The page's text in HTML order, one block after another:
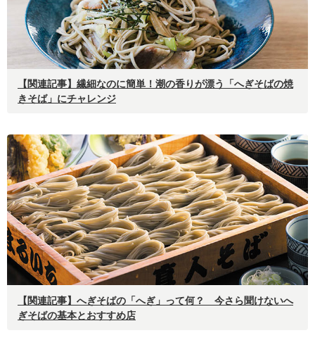
【関連記事】 繊細なのに簡単！潮の香りが漂う「へぎそばの焼
きそば」にチャレンジ
【関連記事】 へぎそばの「へぎ」って何？ 今さら聞けないへ
ぎそばの基本とおすすめ店